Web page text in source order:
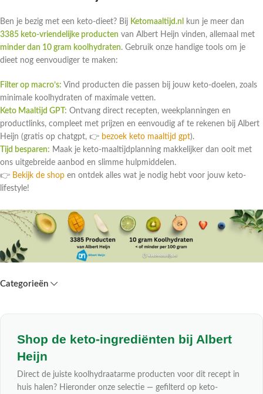
Ben je bezig met een keto-dieet? Bij Ketomaaltijd.nl
kun je meer dan
3385 keto-vriendelijke producten van Albert Heijn vinden, allemaal met
minder dan 10 gram koolhydraten. Gebruik onze handige tools om je
dieet nog eenvoudiger te maken:
Filter op macro’s: Vind producten die passen bij jouw keto-doelen, zoals
minimale koolhydraten of maximale vetten.
Keto Maaltijd GPT: Ontvang direct recepten, weekplanningen en
productlinks, compleet met prijzen en eenvoudig af te rekenen bij Albert
Heijn (gratis op chatgpt, 👉 bezoek keto maaltijd gpt).
Tijd besparen: Maak je keto-maaltijdplanning makkelijker dan ooit met
ons uitgebreide aanbod en slimme hulpmiddelen.
👉 Bekijk de shop en ontdek alles wat je nodig hebt voor jouw keto-
lifestyle!
Categorieën
Shop de keto-ingrediënten bij Albert
Heijn
Direct de juiste koolhydraatarme producten voor dit recept in
huis halen? Hieronder onze selectie — gefilterd op keto-